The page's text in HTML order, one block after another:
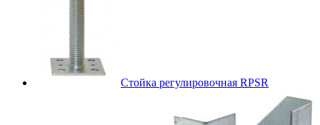
Стойка регулировочная RPSR